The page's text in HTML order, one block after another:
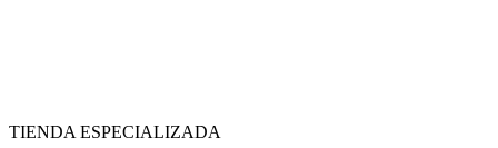
TIENDA ESPECIALIZADA